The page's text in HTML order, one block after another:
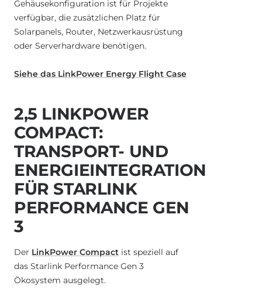
Gehäusekonfiguration ist für Projekte
verfügbar, die zusätzlichen Platz für
Solarpanels, Router, Netzwerkausrüstung
oder Serverhardware benötigen.
Siehe das LinkPower Energy Flight Case
2,5 LINKPOWER
COMPACT:
TRANSPORT- UND
ENERGIEINTEGRATION
FÜR STARLINK
PERFORMANCE GEN
3
Der LinkPower Compact ist speziell auf
das Starlink Performance Gen 3
Ökosystem ausgelegt.